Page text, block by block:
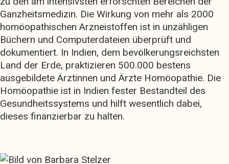
Ganzheitsmedizin. Die Wirkung von mehr als 2000
homöopathischen Arzneistoffen ist in unzähligen
Büchern und Computerdateien überprüft und
dokumentiert. In Indien, dem bevölkerungsreichsten
Land der Erde, praktizieren 500.000 bestens
ausgebildete Ärztinnen und Ärzte Homöopathie. Die
Homöopathie ist in Indien fester Bestandteil des
Gesundheitssystems und hilft wesentlich dabei,
dieses finanzierbar zu halten.